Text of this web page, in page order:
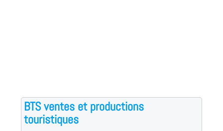
BTS ventes et productions
touristiques